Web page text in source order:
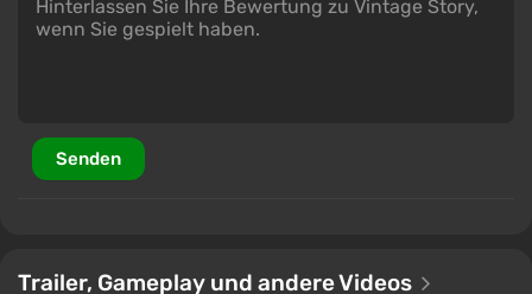
Senden
Trailer, Gameplay und andere Videos